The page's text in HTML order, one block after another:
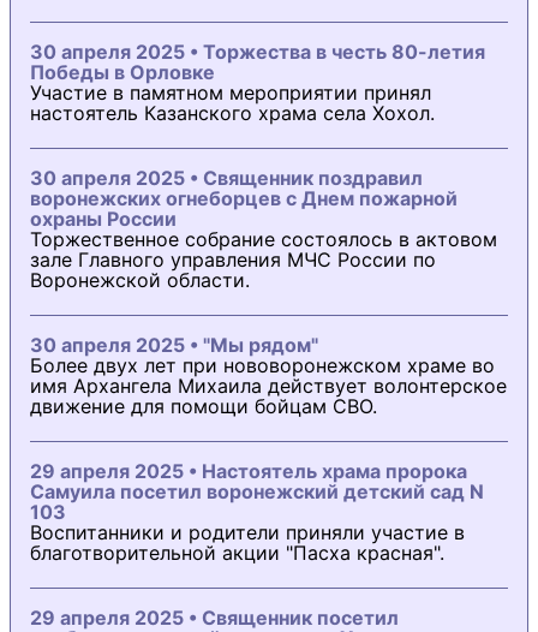
30 апреля 2025 • Торжества в честь 80-летия
Победы в Орловке
Участие в памятном мероприятии принял
настоятель Казанского храма села Хохол.
30 апреля 2025 • Священник поздравил
воронежских огнеборцев с Днем пожарной
охраны России
Торжественное собрание состоялось в актовом
зале Главного управления МЧС России по
Воронежской области.
30 апреля 2025 • "Мы рядом"
Более двух лет при нововоронежском храме во
имя Архангела Михаила действует волонтерское
движение для помощи бойцам СВО.
29 апреля 2025 • Настоятель храма пророка
Самуила посетил воронежский детский сад N
103
Воспитанники и родители приняли участие в
благотворительной акции "Пасха красная".
29 апреля 2025 • Священник посетил